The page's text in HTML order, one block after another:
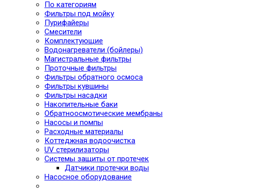
По категориям
Фильтры под мойку
Пурифайеры
Смесители
Комплектующие
Водонагреватели (бойлеры)
Магистральные фильтры
Проточные фильтры
Фильтры обратного осмоса
Фильтры кувшины
Фильтры насадки
Накопительные баки
Обратноосмотические мембраны
Насосы и помпы
Расходные материалы
Коттеджная водоочистка
UV стерилизаторы
Системы защиты от протечек
Датчики протечки воды
Насосное оборудование